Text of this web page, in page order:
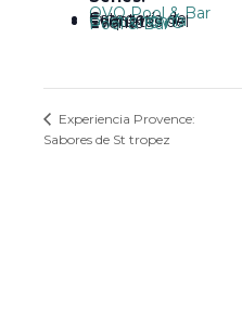
OVO Pool & Bar
Categoría de Evento:
Gastronomía
Etiquetas del Evento:
OVO Pool & Bar
Experiencia Provence:
Sabores de St tropez